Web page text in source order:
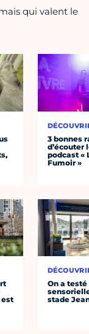
qui valent le
est
3 bonnes
d’écouter
podcast «
Fumoir »
On a
stade